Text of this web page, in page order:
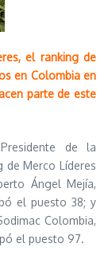
el ranking de
en Colombia en
parte de este
de la
de Merco Líderes
Ángel Mejía,
el puesto 38; y
Colombia,
el puesto 97.